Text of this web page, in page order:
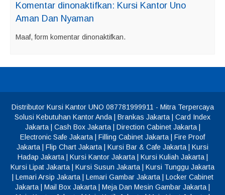
Komentar dinonaktifkan: Kursi Kantor Uno
Aman Dan Nyaman
Maaf, form komentar dinonaktifkan.
Distributor Kursi Kantor UNO 087781999911 - Mitra Terpercaya
Solusi Kebutuhan Kantor Anda
Brankas Jakarta
Card Index
Jakarta| Cash Box Jakarta| Direction Cabinet Jakarta|
Electronic Safe Jakarta
Filling Cabinet Jakarta
Fire Proof
Jakarta
Flip Chart Jakarta Kursi Bar & Cafe Jakarta
Kursi
Hadap Jakarta| Kursi Kantor Jakarta| Kursi Kuliah Jakarta|
Kursi Lipat Jakarta
Kursi Susun Jakarta
Kursi Tunggu Jakarta
Lemari Arsip Jakarta| Lemari Gambar Jakarta| Locker Cabinet
Jakarta
Mail Box Jakarta Meja Dan Mesin Gambar Jakarta